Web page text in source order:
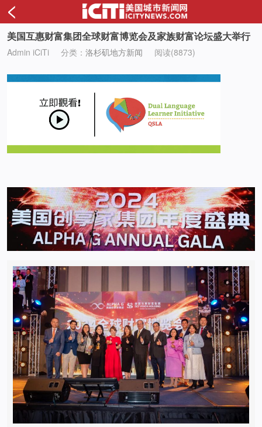
<
美国互惠财富集团全球财富博览会及家族财富论坛盛大举行
Admin iCiTi 分类： 洛杉矶地方新闻 阅读(8873)